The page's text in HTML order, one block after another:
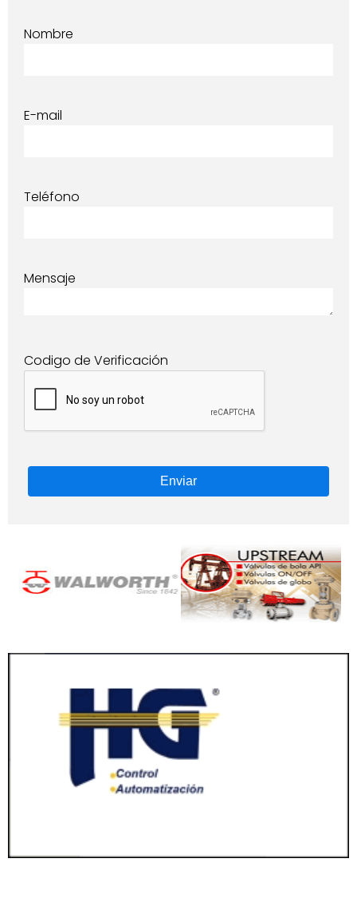
Nombre
E-mail
Teléfono
Mensaje
Codigo de Verificación
Enviar